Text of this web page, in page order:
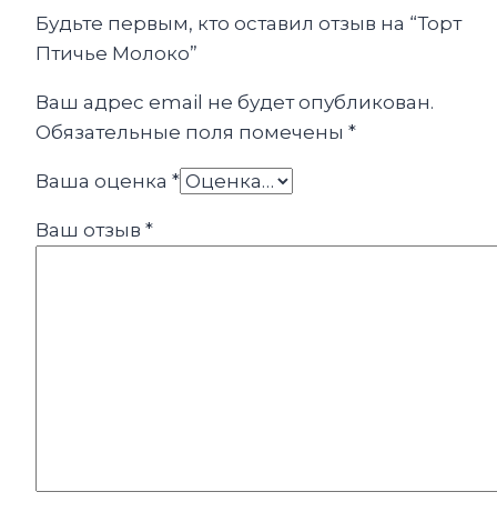
Будьте первым, кто оставил отзыв на “Торт
Птичье Молоко”
Ваш адрес email не будет опубликован.
Обязательные поля помечены *
Ваша оценка *
Ваш отзыв *